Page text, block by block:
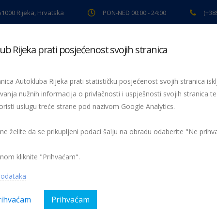
Rijeka, Hrvatska PON-NED 00:00 - 24:00
pregled Pomoć na cesti Servis Preventiva
Žmigavac 42
Rijeka prati posjećenost svojih stranica
Autokluba Rijeka prati statističku posjećenost svojih stranica
nužnih informacija o privlačnosti i uspješnosti svojih stranica te
uslugu treće strane pod nazivom Google Analytics.
želite da se prikupljeni podaci šalju na obradu odaberite "Ne
kliknite "Prihvaćam".
Prihvaćam